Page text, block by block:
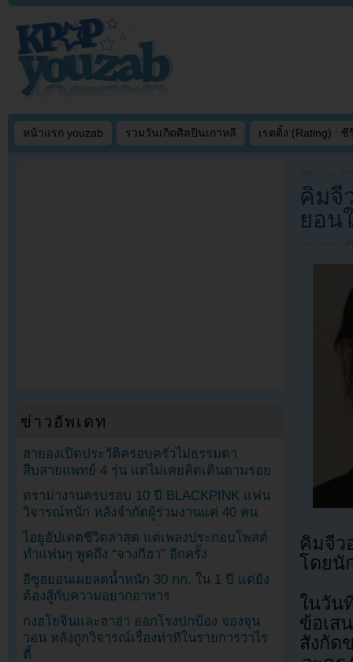
หน้าแรก youzab รวมวันเกิดศิลปินเกาหลี เรตติ้ง (Rating) : ซี
คิมจี
ยอน
คิมจีว
โดยนั
ในวัน
ข้อเส
สังกัด
ข่าวอัพเดท
ฮายองเปิดประวัติครอบครัวไม่ธรรมดา
สืบสายแพทย์ 4 รุ่น แต่ไม่เคยคิดเดินตามรอย
ดราม่างานครบรอบ 10 ปี BLACKPINK แฟน
วิจารณ์หนัก หลังจำกัดผู้ร่วมงานแค่ 40 คน
ไอยูอัปเดตชีวิตล่าสุด แต่เพลงประกอบโพสต์
ทำแฟนๆ พูดถึง “จางกีฮา” อีกครั้ง
อีซูฮยอนเผยลดน้ำหนัก 30 กก. ใน 1 ปี แต่ยัง
ต้องสู้กับความอยากอาหาร
กงฮโยจินและฮาฮ่า ออกโรงปกป้อง จองจุน
วอน หลังถูกวิจารณ์เรื่องท่าทีในรายการวาไร
ตี้